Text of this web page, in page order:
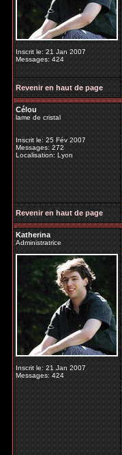
Inscrit le: 21 Jan 2007
Messages: 424
Revenir en haut de page
Célou
lame de cristal
Inscrit le: 25 Fév 2007
Messages: 272
Localisation: Lyon
Revenir en haut de page
Katherina
Administratrice
Inscrit le: 21 Jan 2007
Messages: 424